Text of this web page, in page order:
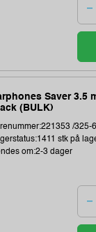
Saver 3.5
(BULK)
/325-
stk på
om:2-3 dager